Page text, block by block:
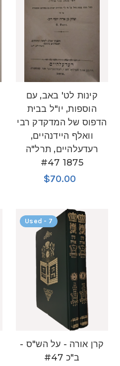
קינות לט' באב, עם
הוספות, יו"ל בבית
הדפוס של המדקדק רבי
וואלף היידנהיים,
רעדעלהיים, תרל"ה
1875 #47
$70.00
Used - 7
קרן אורה - על הש"ס -
ב"כ #47